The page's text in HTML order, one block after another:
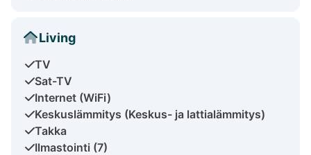
Living
TV
Sat-TV
Internet (WiFi)
Keskuslämmitys (Keskus- ja lattialämmitys)
Takka
Ilmastointi (7)